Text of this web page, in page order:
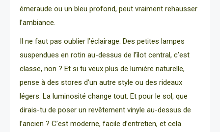
émeraude ou un bleu profond, peut vraiment rehausser
l’ambiance.
Il ne faut pas oublier l’éclairage. Des petites lampes
suspendues en rotin au-dessus de l’îlot central, c’est
classe, non ? Et si tu veux plus de lumière naturelle,
pense à des stores d’un autre style ou des rideaux
légers. La luminosité change tout. Et pour le sol, que
dirais-tu de poser un revêtement vinyle au-dessus de
l’ancien ? C’est moderne, facile d’entretien, et cela